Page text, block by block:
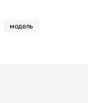
модель